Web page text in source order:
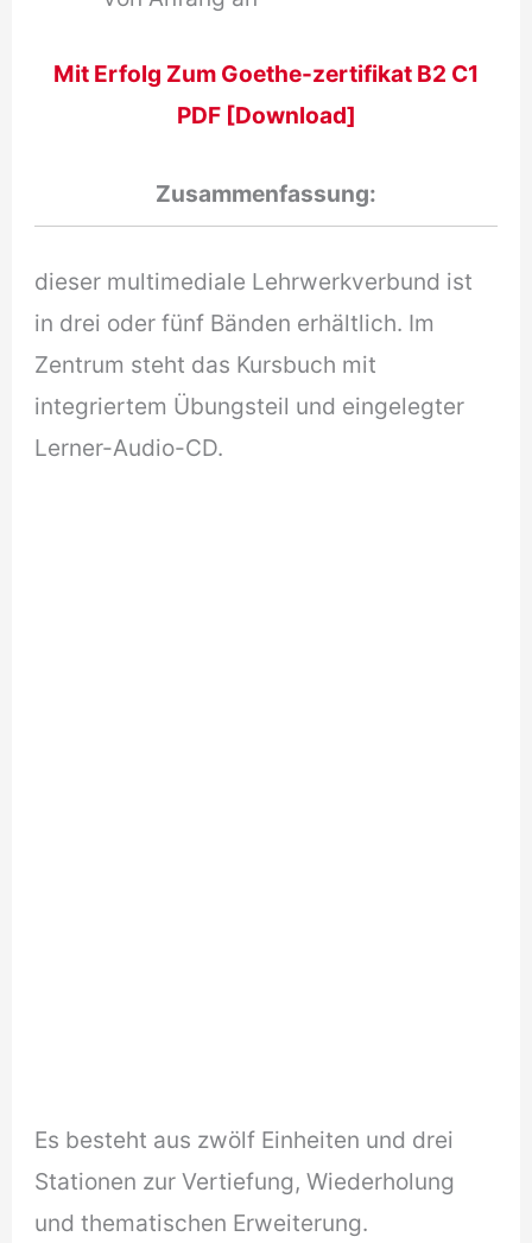
Mit Erfolg Zum Goethe-zertifikat B2 C1
PDF [Download]
Zusammenfassung:
dieser multimediale Lehrwerkverbund ist
in drei oder fünf Bänden erhältlich. Im
Zentrum steht das Kursbuch mit
integriertem Übungsteil und eingelegter
Lerner-Audio-CD.
Es besteht aus zwölf Einheiten und drei
Stationen zur Vertiefung, Wiederholung
und thematischen Erweiterung.